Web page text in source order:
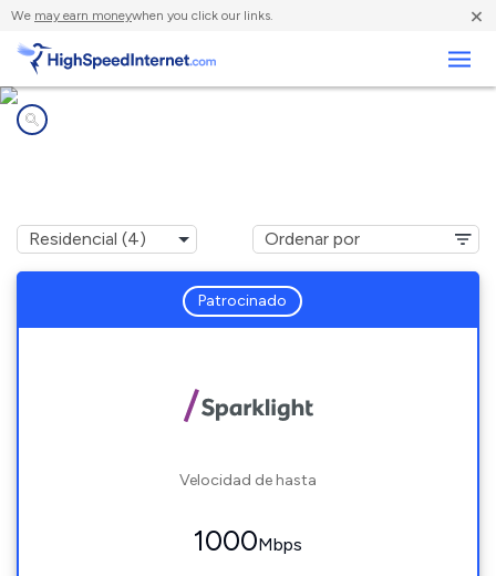
We may earn moneywhen you click our links. ×
Patrocinado
Velocidad de hasta
1000Mbps